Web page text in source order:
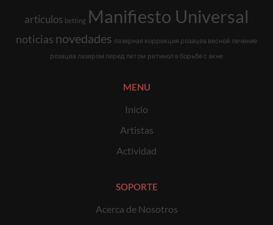
articulos betting Manifiesto Universal
noticias novedades лазерная коррекция розацеа весной лечение
розацеа лазером перед летом ретинол в борьбе с акне
MENU
Inicio
Artistas
Actividad
SOPORTE
Acerca de Nosotros